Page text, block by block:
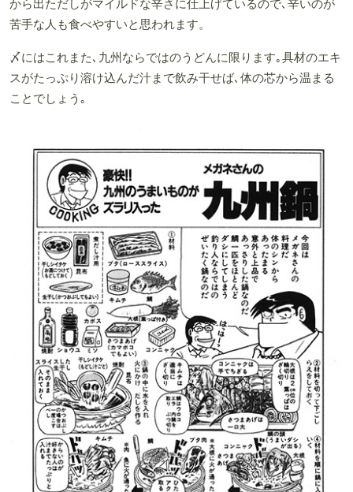
から出ただしがマイルドな辛さに仕上げているので､辛いのが
苦手な人も食べやすいと思われます。
〆にはこれまた､九州ならではのうどんに限ります｡具材のエキ
スがたっぷり溶け込んだ汁まで飲み干せば､体の芯から温まる
ことでしょう｡